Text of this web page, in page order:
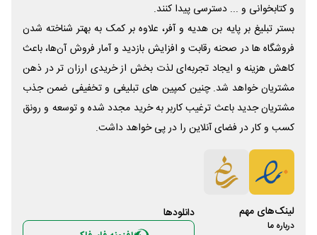
و کتابخوانی و ... دسترسی پیدا کنند.
بستر تبلیغ بر پایه بن هدیه و آفر، علاوه بر کمک به بهتر شناخته شدن
فروشگاه ها در صحنه رقابت و افزایش بازدید و آمار فروش آن‌ها، باعث
کاهش هزینه و ایجاد تجربه‌ای لذت بخش از خریدی ارزان تر در ذهن
مشتریان خواهد شد. چنین کمپین های تبلیغی و تخفیفی ضمن جذب
مشتریان جدید باعث ترغیب کاربر به خرید مجدد شده و توسعه و رونق
کسب و کار در فضای آنلاین را در پی خواهد داشت.
لینک‌های مهم
درباره ما
دانلود‌ها